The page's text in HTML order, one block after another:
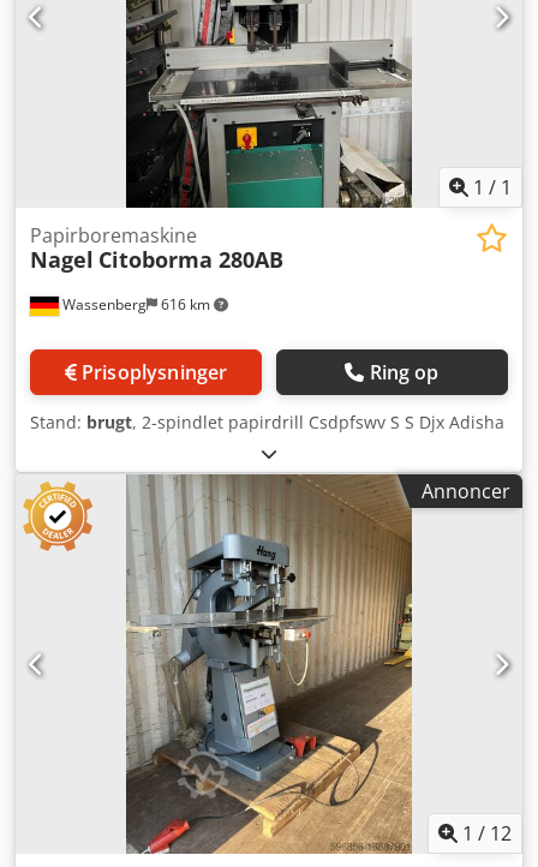
kan hurtigt afmonteres) Maksimal stakhøjde: 60 mm
Borstørrelse: 2-10 mm Justerbar afstand: 45 – 425 mm To
borehastigheder 380V strømforsyning Vægt: 365 kg
Fremstillet i Tyskland.
1 / 1
Wassenberg 616 km
Papirboremaskine
Nagel Citoborma 280AB
Prisoplysninger Ring op
Stand: brugt, 2-spindlet papirdrill Csdpfswv S S Djx Adisha
Annoncer
1 / 12